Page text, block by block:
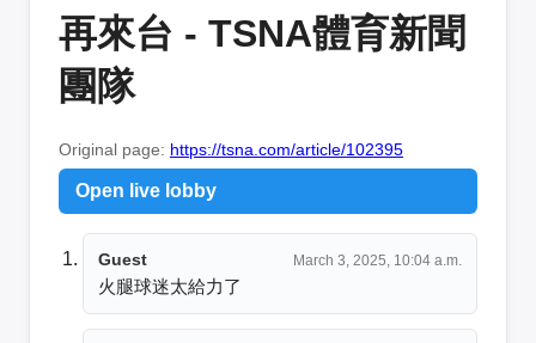
再來台 - TSNA體育新聞
團隊
Original page: https://tsna.com/article/102395
Open live lobby
Guest March 3, 2025, 10:04 a.m.
火腿球迷太給力了